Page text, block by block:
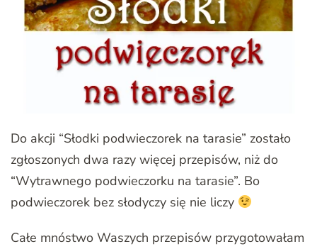
Do akcji “Słodki podwieczorek na tarasie” zostało
zgłoszonych dwa razy więcej przepisów, niż do
“Wytrawnego podwieczorku na tarasie”. Bo
podwieczorek bez słodyczy się nie liczy
Całe mnóstwo Waszych przepisów przygotowałam